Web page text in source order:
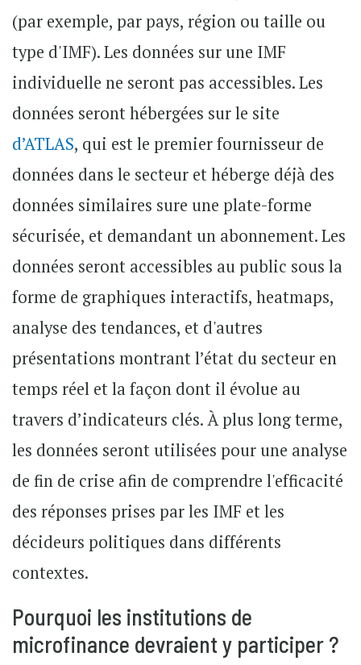
(par exemple, par pays, région ou taille ou
type d'IMF). Les données sur une IMF
individuelle ne seront pas accessibles. Les
données seront hébergées sur le site
d’ATLAS, qui est le premier fournisseur de
données dans le secteur et héberge déjà des
données similaires sure une plate-forme
sécurisée, et demandant un abonnement. Les
données seront accessibles au public sous la
forme de graphiques interactifs, heatmaps,
analyse des tendances, et d'autres
présentations montrant l’état du secteur en
temps réel et la façon dont il évolue au
travers d’indicateurs clés. À plus long terme,
les données seront utilisées pour une analyse
de fin de crise afin de comprendre l'efficacité
des réponses prises par les IMF et les
décideurs politiques dans différents
contextes.
Pourquoi les institutions de
microfinance devraient y participer ?